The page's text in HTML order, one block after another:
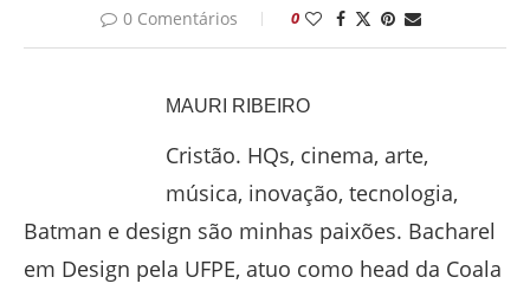
0 Comentários 0
MAURI RIBEIRO
Cristão. HQs, cinema, arte,
música, inovação, tecnologia,
Batman e design são minhas paixões. Bacharel
em Design pela UFPE, atuo como head da Coala